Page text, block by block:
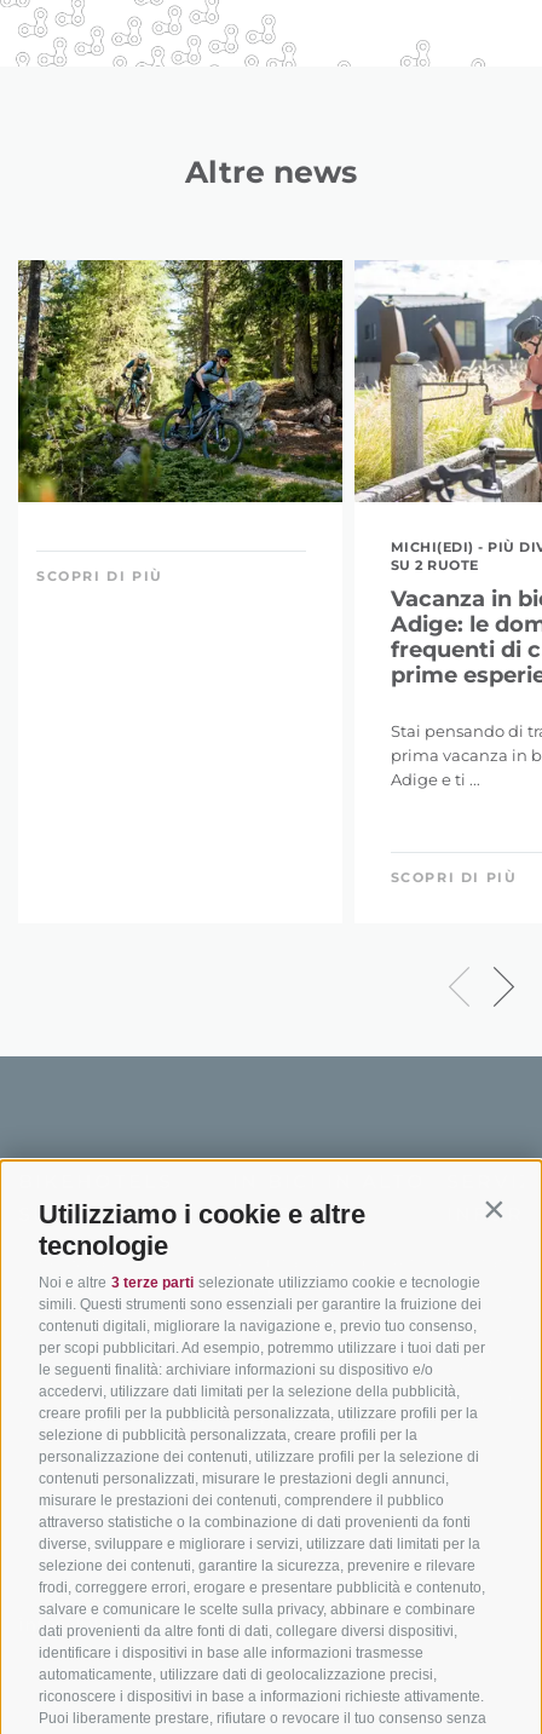
Utilizziamo i cookie e altre
tecnologie
Noi e altre 3 terze parti selezionate utilizziamo cookie e tecnologie
simili. Questi strumenti sono essenziali per garantire la fruizione dei
contenuti digitali, migliorare la navigazione e, previo tuo consenso,
per scopi pubblicitari. Ad esempio, potremmo utilizzare i tuoi dati per
le seguenti finalità: archiviare informazioni su dispositivo e/o
accedervi, utilizzare dati limitati per la selezione della pubblicità,
creare profili per la pubblicità personalizzata, utilizzare profili per la
selezione di pubblicità personalizzata, creare profili per la
personalizzazione dei contenuti, utilizzare profili per la selezione di
contenuti personalizzati, misurare le prestazioni degli annunci,
misurare le prestazioni dei contenuti, comprendere il pubblico
attraverso statistiche o la combinazione di dati provenienti da fonti
diverse, sviluppare e migliorare i servizi, utilizzare dati limitati per la
selezione dei contenuti, garantire la sicurezza, prevenire e rilevare
frodi, correggere errori, erogare e presentare pubblicità e contenuto,
salvare e comunicare le scelte sulla privacy, abbinare e combinare
dati provenienti da altre fonti di dati, collegare diversi dispositivi,
identificare i dispositivi in base alle informazioni trasmesse
automaticamente, utilizzare dati di geolocalizzazione precisi,
riconoscere i dispositivi in base a informazioni richieste attivamente.
Puoi liberamente prestare, rifiutare o revocare il tuo consenso senza
Altre news
SCOPRI DI PIÙ
MICHI(EDI) - PIÙ
SU 2 RUOTE
Vacanza in
Adige: le
frequenti di
prime
Stai pensando di
prima vacanza in
Adige e ti ...
SCOPRI DI PIÙ
SÜDTIROL
Hotel & pacchetti
Pacchetti vacanze
Buoni vacanza
Hot Deals
Bike & Work
ADIGE
Adige
In bici da corsa in Alto
Adige
Ciclabili in Alto Adige
Scuole bike
Tutti i tour
Come
Meteo
Catalogo
info@bikehotels.it
ISCRIVITI ALLA NOSTRA NEWSLETTER